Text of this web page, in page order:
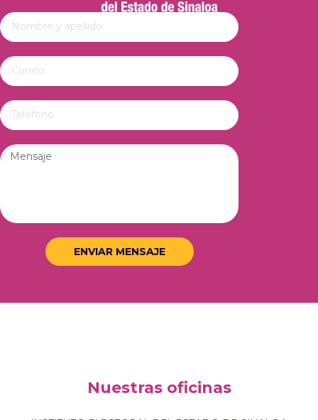
ENVIAR MENSAJE
Nuestras oficinas